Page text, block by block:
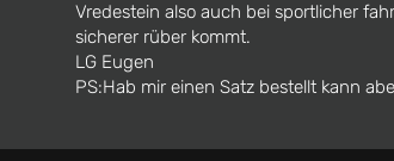
Vredestein also auch bei sportlicher
sicherer rüber kommt.
LG Eugen
PS:Hab mir einen Satz bestellt kann